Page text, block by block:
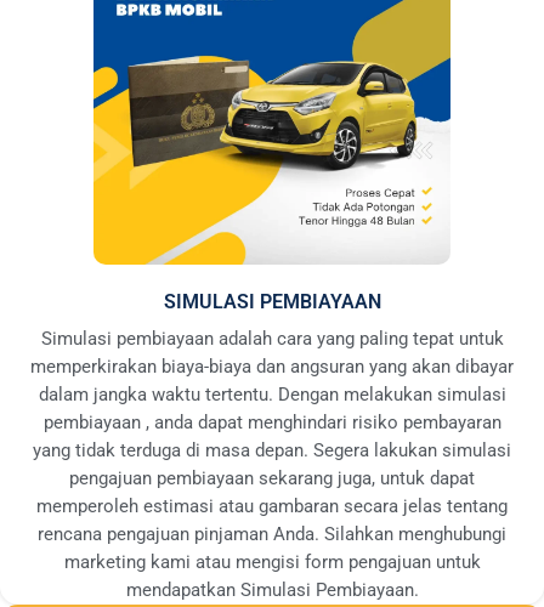
SIMULASI PEMBIAYAAN
Simulasi pembiayaan adalah cara yang paling tepat untuk
memperkirakan biaya-biaya dan angsuran yang akan dibayar
dalam jangka waktu tertentu. Dengan melakukan simulasi
pembiayaan , anda dapat menghindari risiko pembayaran
yang tidak terduga di masa depan. Segera lakukan simulasi
pengajuan pembiayaan sekarang juga, untuk dapat
memperoleh estimasi atau gambaran secara jelas tentang
rencana pengajuan pinjaman Anda. Silahkan menghubungi
marketing kami atau mengisi form pengajuan untuk
mendapatkan Simulasi Pembiayaan.